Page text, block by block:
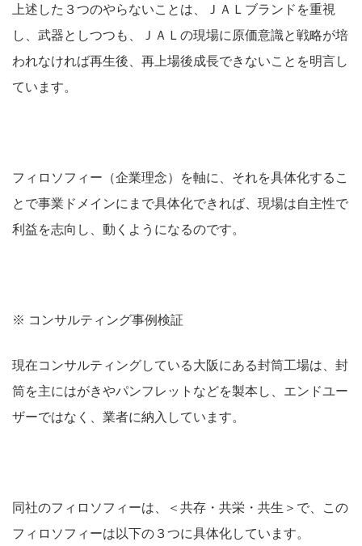
上述した３つのやらないことは、ＪＡＬブランドを重視
し、武器としつつも、ＪＡＬの現場に原価意識と戦略が培
われなければ再生後、再上場後成長できないことを明言し
ています。
フィロソフィー（企業理念）を軸に、それを具体化するこ
とで事業ドメインにまで具体化できれば、現場は自主性で
利益を志向し、動くようになるのです。
※ コンサルティング事例検証
現在コンサルティングしている大阪にある封筒工場は、封
筒を主にはがきやパンフレットなどを製本し、エンドユー
ザーではなく、業者に納入しています。
同社のフィロソフィーは、＜共存・共栄・共生＞で、この
フィロソフィーは以下の３つに具体化しています。